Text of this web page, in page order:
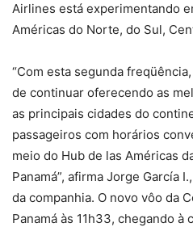
Airlines está experimentando
Américas do Norte, do Sul,
“Com esta segunda
de continuar oferecendo as
as principais cidades do
passageiros com horários
meio do Hub de las Américas
Panamá”, afirma Jorge García
da companhia. O novo vôo da
Panamá às 11h33, chegando à